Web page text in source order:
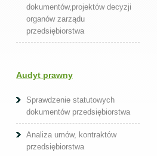
dokumentów,projektów decyzji
organów zarządu
przedsiębiorstwa
Audyt prawny
Sprawdzenie statutowych
dokumentów przedsiębiorstwa
Analiza umów, kontraktów
przedsiębiorstwa